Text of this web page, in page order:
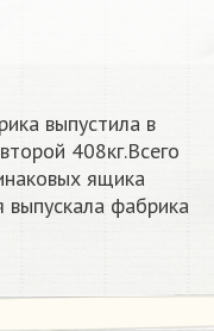
выпустила в
408кг.Всего
ящика
выпускала фабрика